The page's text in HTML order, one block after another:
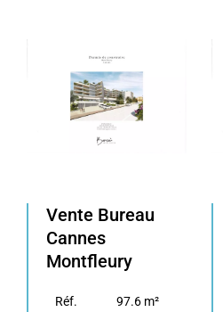
Vente Bureau
Cannes
Montfleury
Réf.
97.6 m²